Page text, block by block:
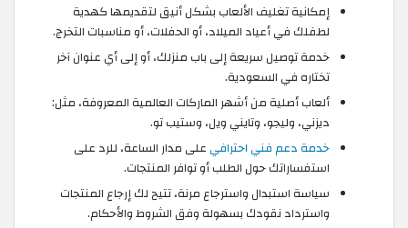
إمكانية تغليف الألعاب بشكل أنيق لتقديمها كهدية
لطفلك في أعياد الميلاد، أو الحفلات، أو مناسبات التخرج.
خدمة توصيل سريعة إلى باب منزلك، أو إلى أي عنوان آخر
تختاره في السعودية.
ألعاب أصلية من أشهر الماركات العالمية المعروفة، مثل:
ديزني، وليجو، وتايني ويل، وستيب تو.
خدمة دعم فني احترافي على مدار الساعة، للرد على
استفساراتك حول الطلب أو توافر المنتجات.
سياسة استبدال واسترجاع مرنة، تتيح لك إرجاع المنتجات
واسترداد نقودك بسهولة وفق الشروط والأحكام.